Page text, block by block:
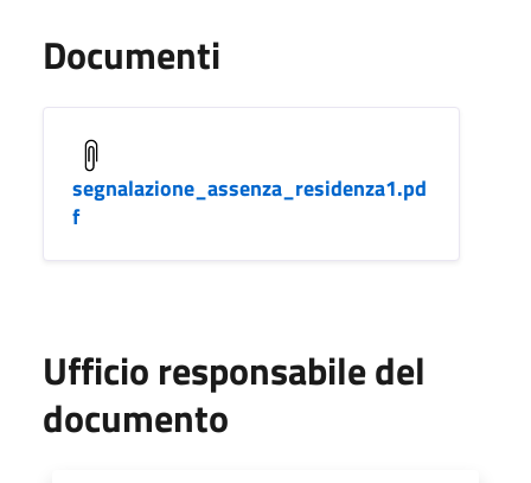
Documenti
segnalazione_assenza_residenza1.pd
f
Ufficio responsabile del
documento